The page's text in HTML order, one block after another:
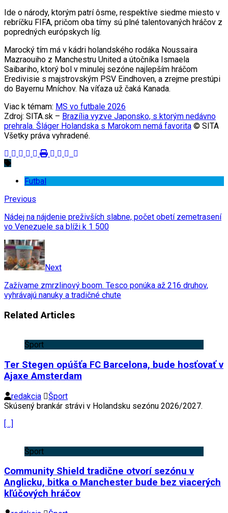
Ide o národy, ktorým patrí ôsme, respektíve siedme miesto v
rebríčku FIFA, pričom oba tímy sú plné talentovaných hráčov z
popredných európskych líg.
Marocký tím má v kádri holandského rodáka Noussaira
Mazraouiho z Manchestru United a útočníka Ismaela
Saibariho, ktorý bol v minulej sezóne najlepším hráčom
Eredivisie s majstrovským PSV Eindhoven, a zrejme prestúpi
do Bayernu Mníchov. Na víťaza už čaká Kanada.
Viac k témam: MS vo futbale 2026
Zdroj: SITA.sk – Brazília vyzve Japonsko, s ktorým nedávno
prehrala. Šláger Holandska s Marokom nemá favorita © SITA
Všetky práva vyhradené.
Futbal
Previous
Nádej na nájdenie preživších slabne, počet obetí zemetrasení
vo Venezuele sa blíži k 1 500
Next
Zažívame zmrzlinový boom. Tesco ponúka až 216 druhov,
vyhrávajú nanuky a tradičné chute
Related Articles
Šport
Ter Stegen opúšťa FC Barcelona, bude hosťovať v
Ajaxe Amsterdam
redakcia
Šport
Skúsený brankár strávi v Holandsku sezónu 2026/2027.
[…]
Šport
Community Shield tradične otvorí sezónu v
Anglicku, bitka o Manchester bude bez viacerých
kľúčových hráčov